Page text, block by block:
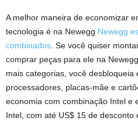
A melhor maneira de economizar
tecnologia é na Newegg Newegg
combinados . Se você quiser
comprar peças para ele na
mais categorias, você
processadores, placas-mãe e
economia com combinação Intel e
Intel, com até US$ 15 de desconto